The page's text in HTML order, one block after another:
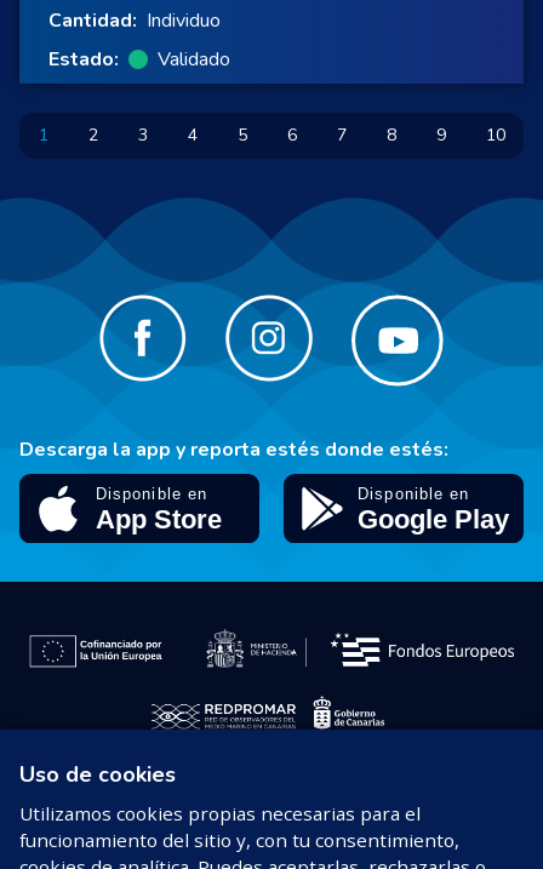
Cantidad: Individuo
Estado:
Validado
1 2 3 4 5 6 7 8 9 10
Descarga la app y reporta estés donde estés:
© 2026 REDPROMAR
Aviso legal
Uso de cookies
Utilizamos cookies propias necesarias para el
funcionamiento del sitio y, con tu consentimiento,